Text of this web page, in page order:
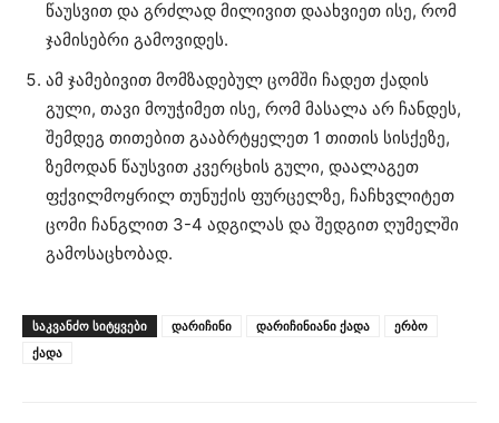
წაუსვით და გრძლად მილივით დაახვიეთ ისე, რომ
ჯამისებრი გამოვიდეს.
ამ ჯამებივით მომზადებულ ცომში ჩადეთ ქადის
გული, თავი მოუჭიმეთ ისე, რომ მასალა არ ჩანდეს,
შემდეგ თითებით გააბრტყელეთ 1 თითის სისქეზე,
ზემოდან წაუსვით კვერცხის გული, დაალაგეთ
ფქვილმოყრილ თუნუქის ფურცელზე, ჩაჩხვლიტეთ
ცომი ჩანგლით 3-4 ადგილას და შედგით ღუმელში
გამოსაცხობად.
ᲡᲐᲙᲕᲐᲜᲫᲝ ᲡᲘᲢᲧᲕᲔᲑᲘ დარიჩინი დარიჩინიანი ქადა
ერბო
ქადა